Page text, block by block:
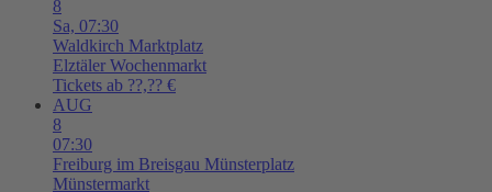
8
Sa, 07:30
Waldkirch Marktplatz
Elztäler Wochenmarkt
Tickets ab ??,?? €
AUG
8
07:30
Freiburg im Breisgau Münsterplatz
Münstermarkt